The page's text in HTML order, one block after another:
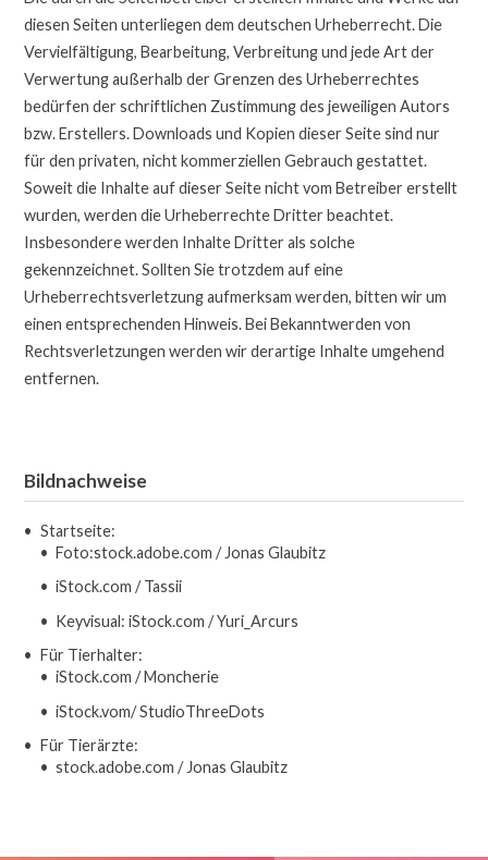
diesen Seiten unterliegen dem deutschen Urheberrecht. Die
Vervielfältigung, Bearbeitung, Verbreitung und jede Art der
Verwertung außerhalb der Grenzen des Urheberrechtes
bedürfen der schriftlichen Zustimmung des jeweiligen Autors
bzw. Erstellers. Downloads und Kopien dieser Seite sind nur
für den privaten, nicht kommerziellen Gebrauch gestattet.
Soweit die Inhalte auf dieser Seite nicht vom Betreiber erstellt
wurden, werden die Urheberrechte Dritter beachtet.
Insbesondere werden Inhalte Dritter als solche
gekennzeichnet. Sollten Sie trotzdem auf eine
Urheberrechtsverletzung aufmerksam werden, bitten wir um
einen entsprechenden Hinweis. Bei Bekanntwerden von
Rechtsverletzungen werden wir derartige Inhalte umgehend
entfernen.
Bildnachweise
Startseite:
Foto:stock.adobe.com / Jonas Glaubitz
iStock.com / Tassii
Keyvisual: iStock.com / Yuri_Arcurs
Für Tierhalter:
iStock.com / Moncherie
iStock.vom/ StudioThreeDots
Für Tierärzte:
stock.adobe.com / Jonas Glaubitz